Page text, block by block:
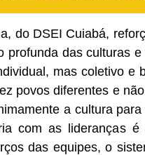
do DSEI Cuiabá,
profunda das culturas
mas coletivo e
povos diferentes e
a cultura
com as lideranças é
das equipes, o